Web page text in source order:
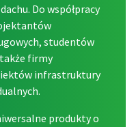
Do współpracy
studentów
firmy
infrastruktury
produkty o